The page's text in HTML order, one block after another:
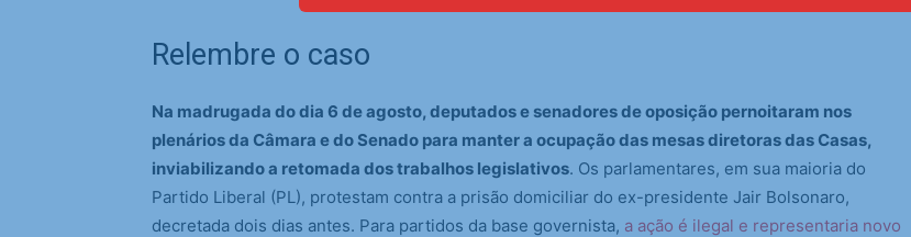
Relembre o caso
Na madrugada do dia 6 de agosto, deputados e senadores de oposição pernoitaram nos
plenários da Câmara e do Senado para manter a ocupação das mesas diretoras das Casas,
inviabilizando a retomada dos trabalhos legislativos. Os parlamentares, em sua maioria do
Partido Liberal (PL), protestam contra a prisão domiciliar do ex-presidente Jair Bolsonaro,
decretada dois dias antes. Para partidos da base governista, a ação é ilegal e representaria novo